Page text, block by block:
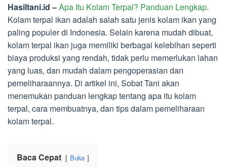
Hasiltani.id –Apa Itu Kolam Terpal? Panduan Lengkap.
Kolam terpal ikan adalah salah satu jenis kolam ikan yang
paling populer di Indonesia. Selain karena mudah dibuat,
kolam terpal ikan juga memiliki berbagai kelebihan seperti
biaya produksi yang rendah, tidak perlu memerlukan lahan
yang luas, dan mudah dalam pengoperasian dan
pemeliharaannya. Di artikel ini, Sobat Tani akan
menemukan panduan lengkap tentang apa itu kolam
terpal, cara membuatnya, dan tips dalam pemeliharaan
kolam terpal.
Baca Cepat Buka